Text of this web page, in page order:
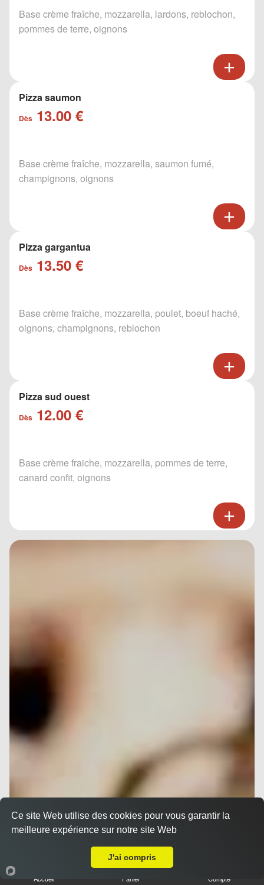
Base crème fraîche, mozzarella, lardons, reblochon,
pommes de terre, oignons
Pizza saumon
Dès 13.00 €
Base crème fraîche, mozzarella, saumon fumé,
champignons, oignons
Pizza gargantua
Dès 13.50 €
Base crème fraîche, mozzarella, poulet, boeuf haché,
oignons, champignons, reblochon
Pizza sud ouest
Dès 12.00 €
Base crème fraiche, mozzarella, pommes de terre,
canard confit, oignons
Accueil Panier Compte
Ce site Web utilise des cookies pour vous garantir la
meilleure expérience sur notre site Web
J'ai compris